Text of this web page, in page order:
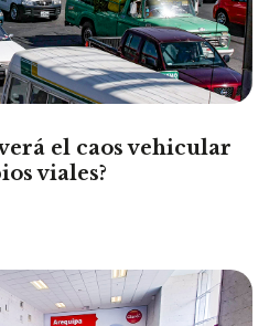
el caos vehicular
viales?